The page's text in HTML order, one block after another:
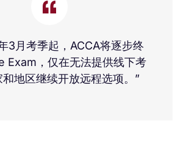
3月考季起，ACCA将逐步终
Exam，仅在无法提供线下考
和地区继续开放远程选项。”